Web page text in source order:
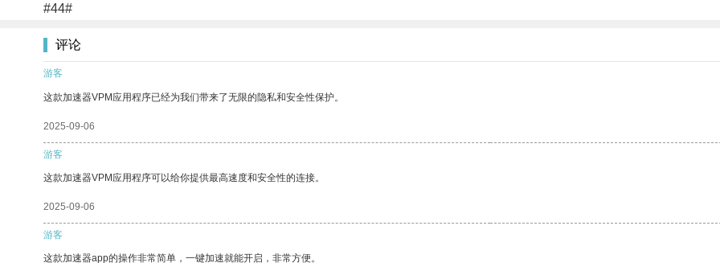
#44#
评论
游客
这款加速器VPM应用程序已经为我们带来了无限的隐私和安全性保护。
2025-09-06
游客
这款加速器VPM应用程序可以给你提供最高速度和安全性的连接。
2025-09-06
游客
这款加速器app的操作非常简单，一键加速就能开启，非常方便。